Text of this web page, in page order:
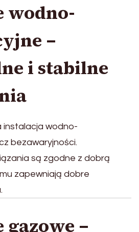
wodno-
–
i stabilne
instalacja wodno-
bezawaryjności.
są zgodne z dobrą
zapewniają dobre
–